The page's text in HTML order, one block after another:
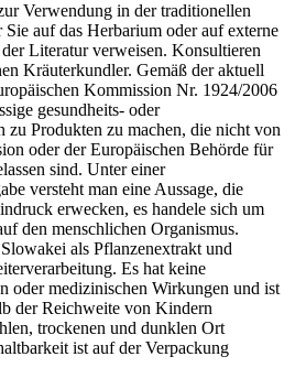
Verwendung in der traditionellen
auf das Herbarium oder auf externe
Literatur verweisen. Konsultieren
Kräuterkundler. Gemäß der aktuell
Kommission Nr. 1924/2006
gesundheits- oder
zu Produkten zu machen, die nicht von
oder der Europäischen Behörde für
sind. Unter einer
versteht man eine Aussage, die
erwecken, es handele sich um
den menschlichen Organismus.
als Pflanzenextrakt und
Es hat keine
oder medizinischen Wirkungen und ist
der Reichweite von Kindern
trockenen und dunklen Ort
ist auf der Verpackung